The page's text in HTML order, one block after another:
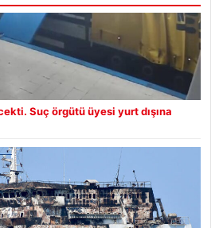
Suç örgütü üyesi yurt dışına